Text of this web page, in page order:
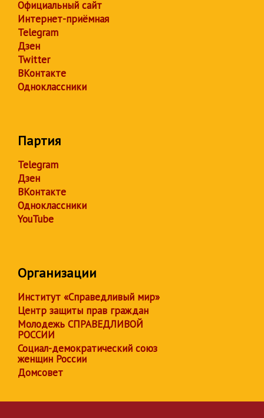
Официальный сайт
Интернет-приёмная
Telegram
Дзен
Twitter
ВКонтакте
Одноклассники
Партия
Telegram
Дзен
ВКонтакте
Одноклассники
YouTube
Организации
Институт «Справедливый мир»
Центр защиты прав граждан
Молодежь СПРАВЕДЛИВОЙ
РОССИИ
Социал-демократический союз
женщин России
Домсовет